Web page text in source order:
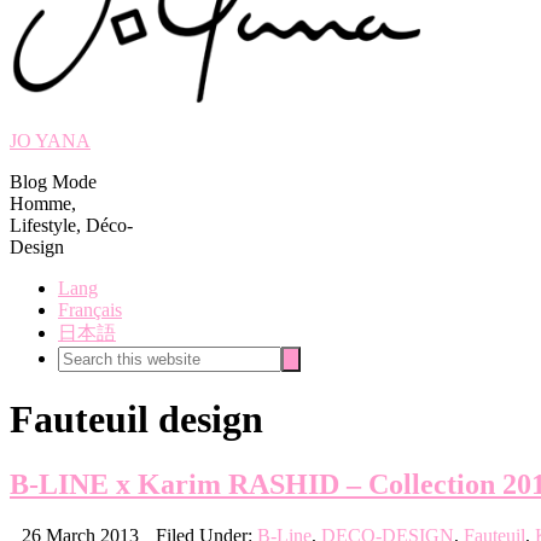
JO YANA
Blog Mode
Homme,
Lifestyle, Déco-
Design
Lang
Français
日本語
Search
this
Fauteuil design
B-LINE x Karim RASHID – Collection
26 March 2013 Filed Under: B-Line, DECO-DESIGN, Fauteuil,